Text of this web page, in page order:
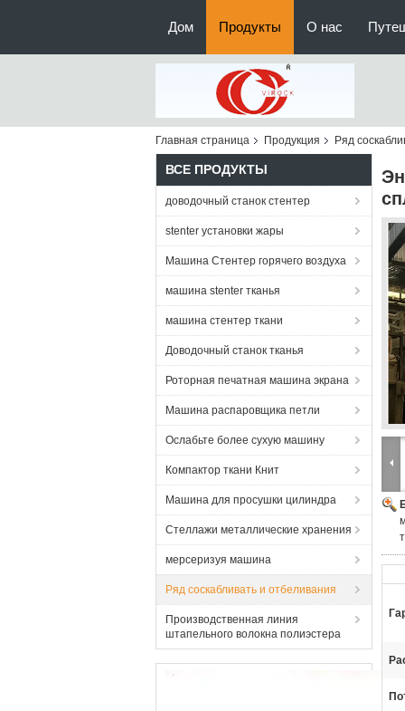
Дом Продукты О нас
Главная страница Продукция Ряд
ВСЕ ПРОДУКТЫ
доводочный станок стентер
stenter установки жары
Машина Стентер горячего воздуха
машина stenter тканья
машина стентер ткани
Доводочный станок тканья
Роторная печатная машина экрана
Машина распаровщика петли
Ослабьте более сухую машину
Компактор ткани Книт
Машина для просушки цилиндра
Стеллажи металлические хранения
мерсеризуя машина
Ряд соскабливать и отбеливания
Производственная линия
штапельного волокна полиэстера